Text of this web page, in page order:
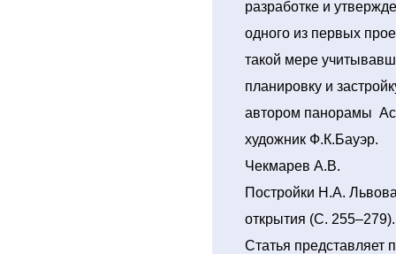
разработке и
одного из первых
такой мере
планировку и
автором панорамы
художник Ф.К.Бауэр.
Чекмарев А.В.
Постройки Н.А.
открытия (С. 255–279).
Статья представляет